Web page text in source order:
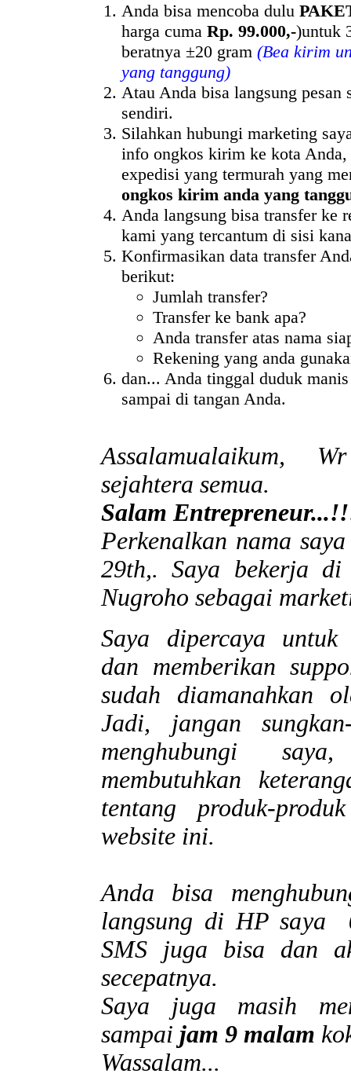
Anda bisa mencoba dulu
harga cuma Rp. 99.000,-)untuk
beratnya ±20 gram (Bea kirim
yang tanggung)
Atau Anda bisa langsung pesan
sendiri.
Silahkan hubungi marketing
info ongkos kirim ke kota
expedisi yang termurah yang
ongkos kirim anda yang
Anda langsung bisa transfer ke
kami yang tercantum di sisi
Konfirmasikan data transfer
berikut:
Jumlah transfer?
Transfer ke bank apa?
Anda transfer atas nama
Rekening yang anda
dan... Anda tinggal duduk
sampai di tangan Anda.
Assalamualaikum,
sejahtera semua.
Salam
Perkenalkan nama saya
29th,. Saya bekerja di
Nugroho sebagai
Saya dipercaya
dan memberikan
sudah diamanahkan
Jadi, jangan
menghubungi
membutuhkan
tentang produk-
website ini.
Anda bisa
langsung di HP saya
SMS juga bisa dan
secepatnya.
Saya juga masih
sampai jam 9 malam
Wassalam...